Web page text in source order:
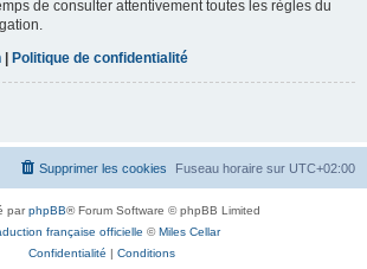
de consulter attentivement toutes les règles du
| Politique de confidentialité
Fuseau horaire sur UTC+02:00
Supprimer les cookies
parphpBB® Forum Software © phpBB Limited
française officielle ©Miles Cellar
Confidentialité | Conditions